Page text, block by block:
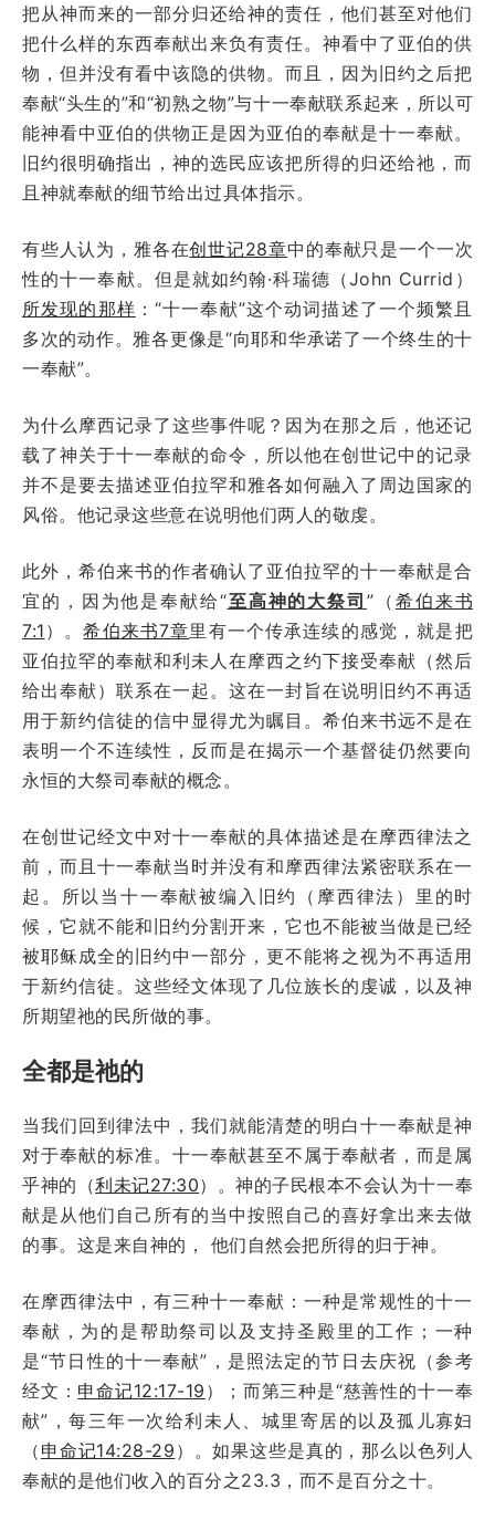
把从神而来的一部分归还给神的责任，他们甚至对他们
把什么样的东西奉献出来负有责任。神看中了亚伯的供
物，但并没有看中该隐的供物。而且，因为旧约之后把
奉献“头生的”和“初熟之物”与十一奉献联系起来，所以可
能神看中亚伯的供物正是因为亚伯的奉献是十一奉献。
旧约很明确指出，神的选民应该把所得的归还给祂，而
且神就奉献的细节给出过具体指示。
有些人认为，雅各在创世记28章中的奉献只是一个一次
性的十一奉献。但是就如约翰·科瑞德（John Currid）
所发现的那样 ：“十一奉献”这个动词描述了一个频繁且
多次的动作。雅各更像是“向耶和华承诺了一个终生的十
一奉献”。
为什么摩西记录了这些事件呢？因为在那之后，他还记
载了神关于十一奉献的命令，所以他在创世记中的记录
并不是要去描述亚伯拉罕和雅各如何融入了周边国家的
风俗。他记录这些意在说明他们两人的敬虔。
此外，希伯来书的作者确认了亚伯拉罕的十一奉献是合
宜的，因为他是奉献给“至高神的大祭司”（ 希伯来书
7:1 ）。希伯来书7章里有一个传承连续的感觉，就是把
亚伯拉罕的奉献和利未人在摩西之约下接受奉献（然后
给出奉献）联系在一起。这在一封旨在说明旧约不再适
用于新约信徒的信中显得尤为瞩目。希伯来书远不是在
表明一个不连续性，反而是在揭示一个基督徒仍然要向
永恒的大祭司奉献的概念。
在创世记经文中对十一奉献的具体描述是在摩西律法之
前，而且十一奉献当时并没有和摩西律法紧密联系在一
起。所以当十一奉献被编入旧约（摩西律法）里的时
候，它就不能和旧约分割开来，它也不能被当做是已经
被耶稣成全的旧约中一部分，更不能将之视为不再适用
于新约信徒。这些经文体现了几位族长的虔诚，以及神
所期望祂的民所做的事。
全都是祂的
当我们回到律法中，我们就能清楚的明白十一奉献是神
对于奉献的标准。十一奉献甚至不属于奉献者，而是属
乎神的（利未记27:30）。神的子民根本不会认为十一奉
献是从他们自己所有的当中按照自己的喜好拿出来去做
的事。这是来自神的， 他们自然会把所得的归于神。
在摩西律法中，有三种十一奉献：一种是常规性的十一
奉献，为的是帮助祭司以及支持圣殿里的工作；一种
是“节日性的十一奉献”，是照法定的节日去庆祝（参考
经文： 申命记12:17-19 ）；而第三种是“慈善性的十一奉
献”，每三年一次给利未人、城里寄居的以及孤儿寡妇
（ 申命记14:28-29 ）。如果这些是真的，那么以色列人
奉献的是他们收入的百分之23.3，而不是百分之十。